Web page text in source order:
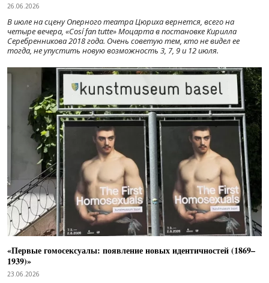
26.06.2026
В июле на сцену Оперного театра Цюриха вернется, всего на
четыре вечера, «Cosí fan tutte» Моцарта в постановке Кирилла
Серебренникова 2018 года. Очень советую тем, кто не видел ее
тогда, не упустить новую возможность 3, 7, 9 и 12 июля.
«Первые гомосексуалы: появление новых идентичностей (1869–
1939)»
23.06.2026